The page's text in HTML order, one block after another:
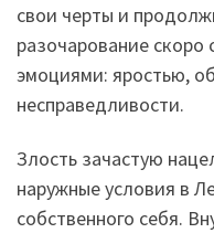
свои черты и
разочарование скоро
эмоциями: яростью,
несправедливости.
Злость зачастую
наружные условия в
собственного себя.